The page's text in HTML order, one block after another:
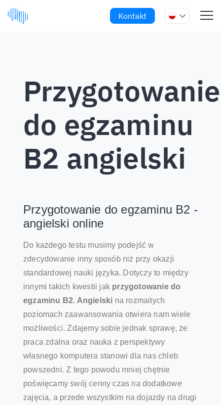
Kontakt
Przygotowanie
do egzaminu
B2 angielski
Przygotowanie do egzaminu B2 -
angielski online
Do każdego testu musimy podejść w
zdecydowanie inny sposób niż przy okazji
standardowej nauki języka. Dotyczy to między
innymi takich kwestii jak przygotowanie do
egzaminu B2. Angielski na rozmaitych
poziomach zaawansowania otwiera nam wiele
możliwości. Zdajemy sobie jednak sprawę, że
praca zdalna oraz nauka z perspektywy
własnego komputera stanowi dla nas chleb
powszedni. Z tego powodu mniej chętnie
poświęcamy swój cenny czas na dodatkowe
zajęcia, a przede wszystkim na dojazdy na drugi